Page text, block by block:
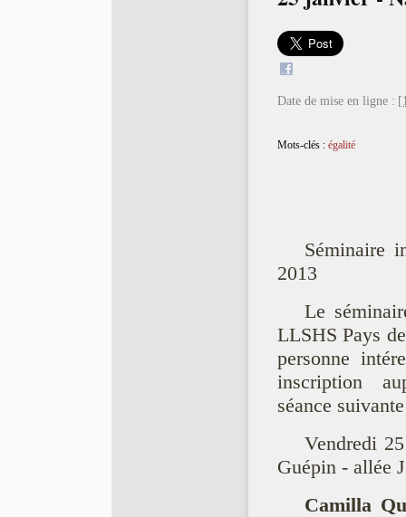
Date de mise en ligne :
Mots-clés : égalité
Séminaire
2013
Le
LLSHS Pays
personne
inscription
séance
Vendredi
Guépin - allée
Camilla